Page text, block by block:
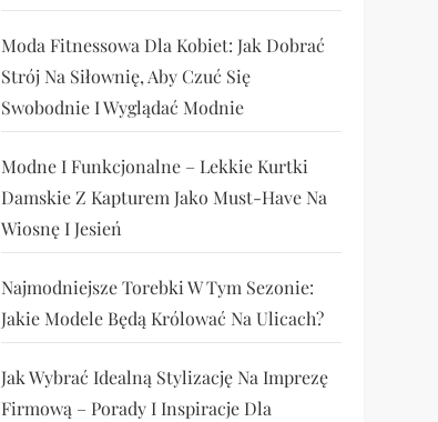
Moda Fitnessowa Dla Kobiet: Jak Dobrać
Strój Na Siłownię, Aby Czuć Się
Swobodnie I Wyglądać Modnie
Modne I Funkcjonalne – Lekkie Kurtki
Damskie Z Kapturem Jako Must-Have Na
Wiosnę I Jesień
Najmodniejsze Torebki W Tym Sezonie:
Jakie Modele Będą Królować Na Ulicach?
Jak Wybrać Idealną Stylizację Na Imprezę
Firmową – Porady I Inspiracje Dla